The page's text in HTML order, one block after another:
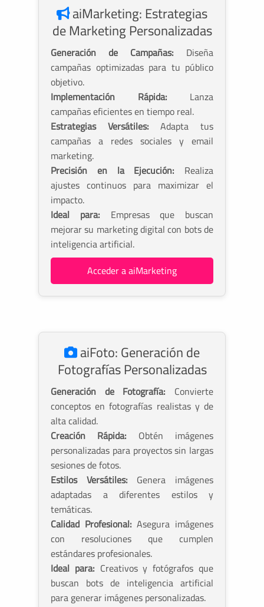
aiMarketing: Estrategias
de Marketing Personalizadas
Generación de Campañas: Diseña
campañas optimizadas para tu público
objetivo.
Implementación Rápida: Lanza
campañas eficientes en tiempo real.
Estrategias Versátiles: Adapta tus
campañas a redes sociales y email
marketing.
Precisión en la Ejecución: Realiza
ajustes continuos para maximizar el
impacto.
Ideal para: Empresas que buscan
mejorar su marketing digital con bots de
inteligencia artificial.
Acceder a aiMarketing
aiFoto: Generación de
Fotografías Personalizadas
Generación de Fotografía: Convierte
conceptos en fotografías realistas y de
alta calidad.
Creación Rápida: Obtén imágenes
personalizadas para proyectos sin largas
sesiones de fotos.
Estilos Versátiles: Genera imágenes
adaptadas a diferentes estilos y
temáticas.
Calidad Profesional: Asegura imágenes
con resoluciones que cumplen
estándares profesionales.
Ideal para: Creativos y fotógrafos que
buscan bots de inteligencia artificial
para generar imágenes personalizadas.